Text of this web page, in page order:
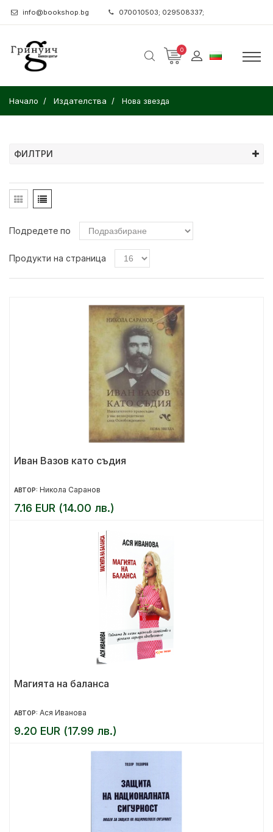
info@bookshop.bg 070010503; 029508337;
0
Начало Издателства Нова звезда
ФИЛТРИ
Подредете по
Продукти на страница
Иван Вазов като съдия
АВТОР: Никола Саранов
7.16 EUR (14.00 лв.)
Магията на баланса
АВТОР: Ася Иванова
9.20 EUR (17.99 лв.)